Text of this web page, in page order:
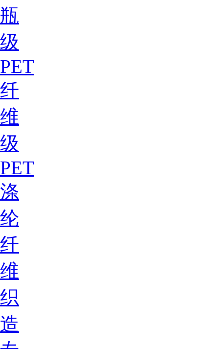
瓶
级
PET
纤
维
级
PET
涤
纶
纤
维
织
造